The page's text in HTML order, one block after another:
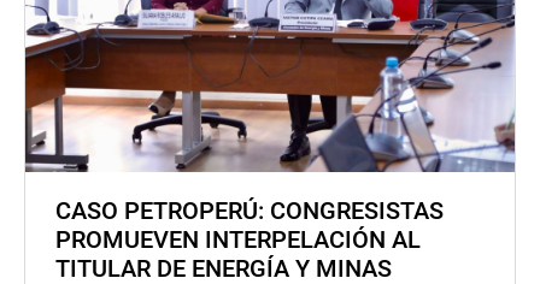
CASO PETROPERÚ: CONGRESISTAS
PROMUEVEN INTERPELACIÓN AL
TITULAR DE ENERGÍA Y MINAS